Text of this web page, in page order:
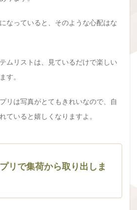
なっていると、そのような心配はな
ムリストは、見ているだけで楽しい
す。
リは写真がとてもきれいなので、自
ていると嬉しくなりますよ。
リで集荷から取り出しま